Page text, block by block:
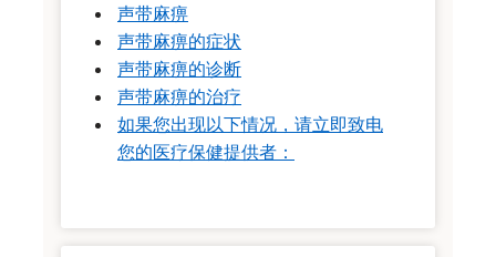
声带麻痹
声带麻痹的症状
声带麻痹的诊断
声带麻痹的治疗
如果您出现以下情况，请立即致电
您的医疗保健提供者：